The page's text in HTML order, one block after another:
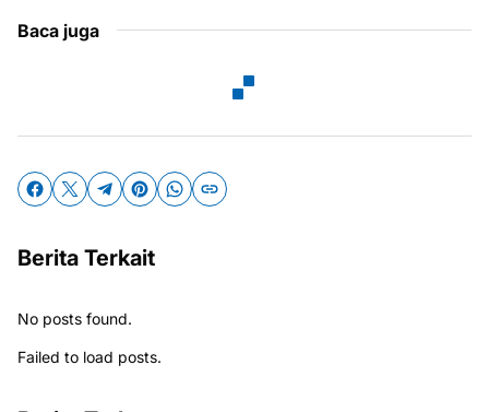
Baca juga
Berita Terkait
No posts found.
Failed to load posts.